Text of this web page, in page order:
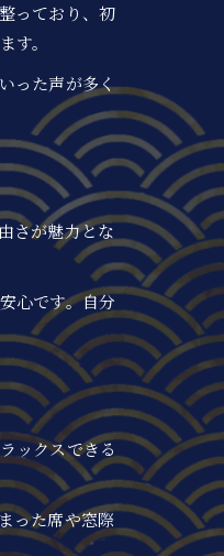
っており、初
。
った声が多く
さが魅力とな
心です。自分
ックスできる
った席や窓際